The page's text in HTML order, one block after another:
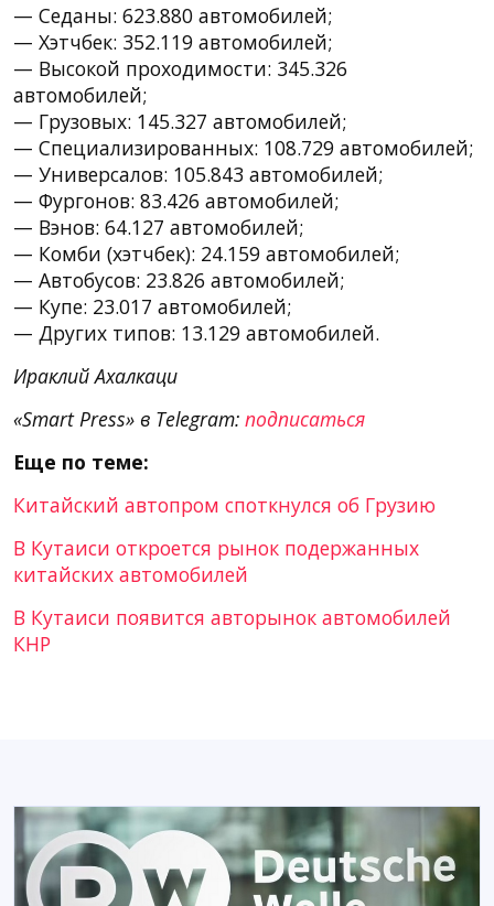
— Седаны: 623.880 автомобилей;
— Хэтчбек: 352.119 автомобилей;
— Высокой проходимости: 345.326
автомобилей;
— Грузовых: 145.327 автомобилей;
— Специализированных: 108.729 автомобилей;
— Универсалов: 105.843 автомобилей;
— Фургонов: 83.426 автомобилей;
— Вэнов: 64.127 автомобилей;
— Комби (хэтчбек): 24.159 автомобилей;
— Автобусов: 23.826 автомобилей;
— Купе: 23.017 автомобилей;
— Других типов: 13.129 автомобилей.
Ираклий Ахалкаци
«Smart Press» в Telegram: подписаться
Еще по теме:
Китайский автопром споткнулся об Грузию
В Кутаиси откроется рынок подержанных
китайских автомобилей
В Кутаиси появится авторынок автомобилей
КНР